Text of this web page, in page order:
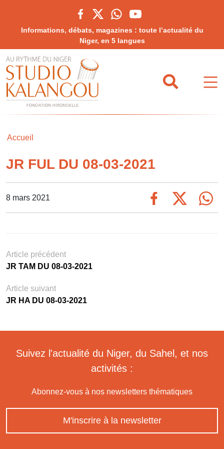
Informations, débats, magazines : toute l’actualité du
Niger, en 5 langues
Accueil
JR FUL DU 08-03-2021
8 mars 2021
Article précédent
JR TAM DU 08-03-2021
Article suivant
JR HA DU 08-03-2021
Suivez l'actualité du Niger, du Sahel, et nos
activités :
Abonnez-vous à nos newsletters thématiques
M'inscrire à la newsletter